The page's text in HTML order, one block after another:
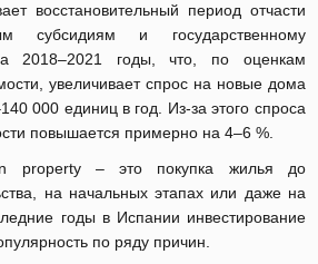
восстановительный период отчасти
субсидиям и государственному
2018‒2021 годы, что, по оценкам
увеличивает спрос на новые дома
000 единиц в год. Из-за этого спроса
повышается примерно на 4‒6 %.
property ‒ это покупка жилья до
на начальных этапах или даже на
годы в Испании инвестирование
по ряду причин.